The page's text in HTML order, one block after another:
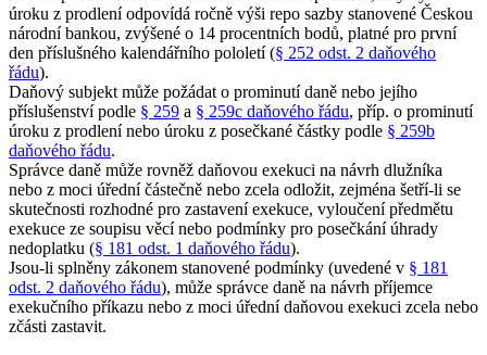
úroku z prodlení odpovídá ročně výši repo sazby stanovené Českou
národní bankou, zvýšené o 14 procentních bodů, platné pro první
den příslušného kalendářního pololetí (§ 252 odst. 2 daňového
řádu).
Daňový subjekt může požádat o prominutí daně nebo jejího
příslušenství podle § 259 a § 259c daňového řádu, příp. o prominutí
úroku z prodlení nebo úroku z posečkané částky podle § 259b
daňového řádu.
Správce daně může rovněž daňovou exekuci na návrh dlužníka
nebo z moci úřední částečně nebo zcela odložit, zejména šetří-li se
skutečnosti rozhodné pro zastavení exekuce, vyloučení předmětu
exekuce ze soupisu věcí nebo podmínky pro posečkání úhrady
nedoplatku (§ 181 odst. 1 daňového řádu).
Jsou-li splněny zákonem stanovené podmínky (uvedené v § 181
odst. 2 daňového řádu), může správce daně na návrh příjemce
exekučního příkazu nebo z moci úřední daňovou exekuci zcela nebo
zčásti zastavit.